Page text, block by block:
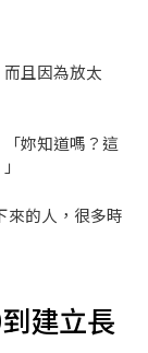
且因為放太
妳知道嗎？這
來的人，很多時
建立長